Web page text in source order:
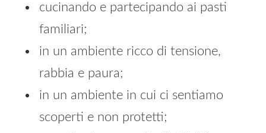
cucinando e partecipando ai pasti
familiari;
in un ambiente ricco di tensione,
rabbia e paura;
in un ambiente in cui ci sentiamo
scoperti e non protetti;